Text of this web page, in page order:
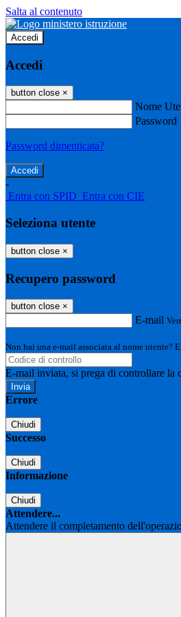
Salta al contenuto
Accedi
Accedi
button close ×
Nome
Password
Password dimenticata?
-
Entra con SPID Entra con CIE
Seleziona utente
button close ×
Recupero password
button close ×
E-mail
Non hai una e-mail associata al nome utente?
E-mail inviata, si prega di controllare la
Errore
Chiudi
Successo
Chiudi
Informazione
Chiudi
Attendere...
Attendere il completamento